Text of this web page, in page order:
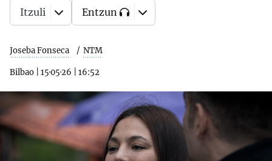
Joseba Fonseca NTM
Bilbao 15·05·26 16:52
Itzuli Entzun